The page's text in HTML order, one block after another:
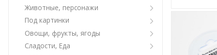
Животные, персонажи
Под картинки
Овощи, фрукты, ягоды
Сладости, Еда